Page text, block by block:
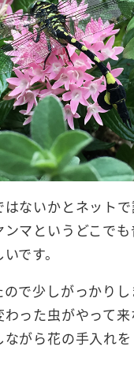
ないかとネット
ンマというどこで
です。
で少しがっかりし
わった虫がやって来
がら花の手入れを